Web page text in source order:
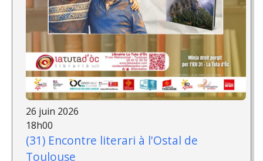
26 juin 2026
18h00
(31) Encontre literari à l'Ostal de
Toulouse